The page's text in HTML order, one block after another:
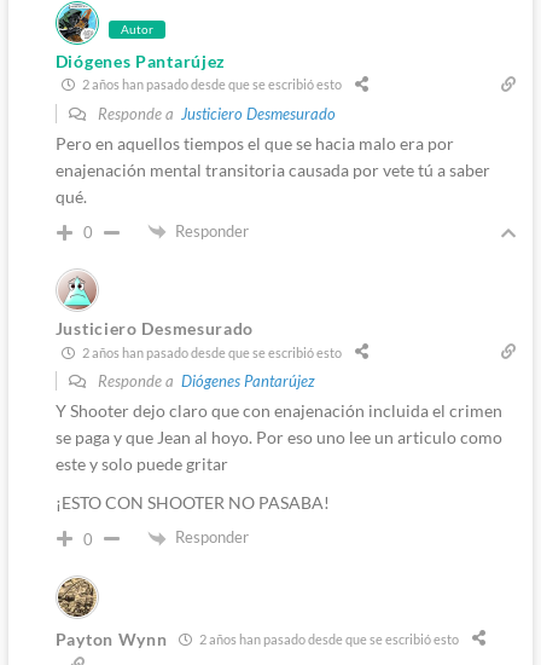
Autor
Diógenes Pantarújez
2 años han pasado desde que se escribió esto
Responde a Justiciero Desmesurado
Pero en aquellos tiempos el que se hacia malo era por
enajenación mental transitoria causada por vete tú a saber
qué.
0 Responder
Justiciero Desmesurado
2 años han pasado desde que se escribió esto
Responde a Diógenes Pantarújez
Y Shooter dejo claro que con enajenación incluida el crimen
se paga y que Jean al hoyo. Por eso uno lee un articulo como
este y solo puede gritar
¡ESTO CON SHOOTER NO PASABA!
0 Responder
Payton Wynn 2 años han pasado desde que se escribió esto